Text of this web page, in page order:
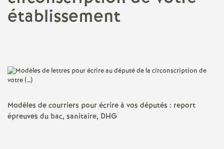
i
o
établissement
Modèles de courriers pour écrire à vos députés : report
épreuves du bac, sanitaire, DHG